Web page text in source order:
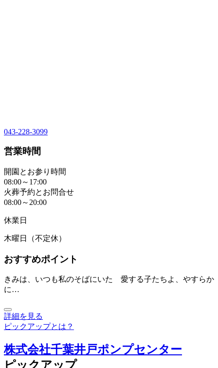
043-228-3099
営業時間
開園とお参り時間
08:00～17:00
火葬予約とお問合せ
08:00～20:00
休業日
木曜日（不定休）
おすすめポイント
きみは、いつも私のそばにいた 愛する子たちよ、やすらか
に…
詳細を見る
ピックアップとは？
株式会社千葉井戸ポンプセンター
ピックアップ